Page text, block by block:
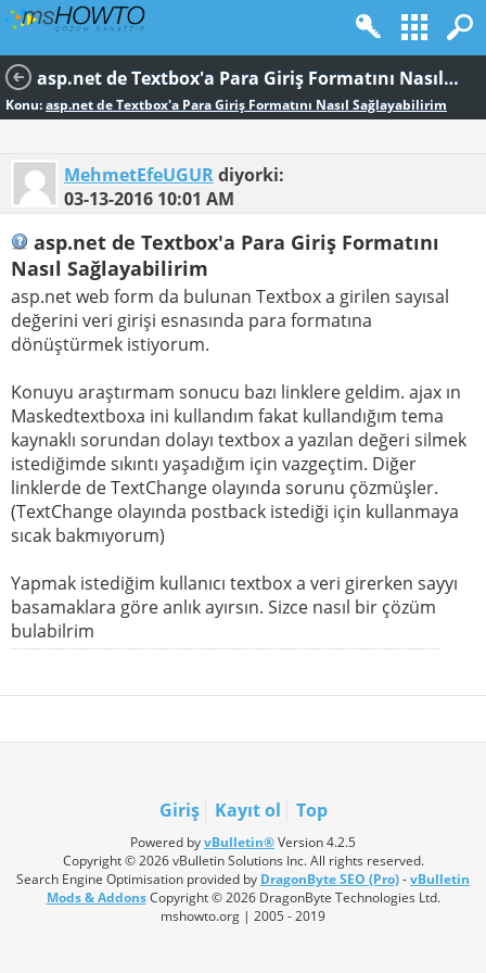
asp.net de Textbox'a Para Giriş Formatını Nasıl Sağlayabilirim
Konu:asp.net de Textbox'a Para Giriş Formatını Nasıl Sağlayabilirim
MehmetEfeUGURdiyorki:
03-13-2016 10:01 AM
asp.net de Textbox'a Para Giriş Formatını
Nasıl Sağlayabilirim
asp.net web form da bulunan Textbox a girilen sayısal
değerini veri girişi esnasında para formatına
dönüştürmek istiyorum.
Konuyu araştırmam sonucu bazı linklere geldim. ajax ın
Maskedtextboxa ini kullandım fakat kullandığım tema
kaynaklı sorundan dolayı textbox a yazılan değeri silmek
istediğimde sıkıntı yaşadığım için vazgeçtim. Diğer
linklerde de TextChange olayında sorunu çözmüşler.
(TextChange olayında postback istediği için kullanmaya
sıcak bakmıyorum)
Yapmak istediğim kullanıcı textbox a veri girerken sayyı
basamaklara göre anlık ayırsın. Sizce nasıl bir çözüm
bulabilrim
Giriş Kayıt ol Top
Powered byvBulletin®Version 4.2.5
Copyright © 2026 vBulletin Solutions Inc. All rights reserved.
Search Engine Optimisation provided by DragonByte SEO (Pro)-vBulletin
Mods & AddonsCopyright © 2026 DragonByte Technologies Ltd.
mshowto.org | 2005 - 2019